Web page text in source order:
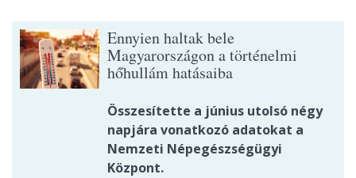
Ennyien haltak bele
Magyarországon a történelmi
hőhullám hatásaiba
Összesítette a június utolsó négy
napjára vonatkozó adatokat a
Nemzeti Népegészségügyi
Központ.